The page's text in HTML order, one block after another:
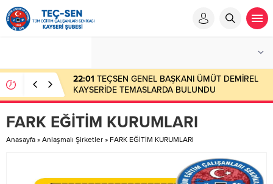
FARK EĞİTİM KURUMLARI
Anasayfa » Anlaşmalı Şirketler » FARK EĞİTİM KURUMLARI